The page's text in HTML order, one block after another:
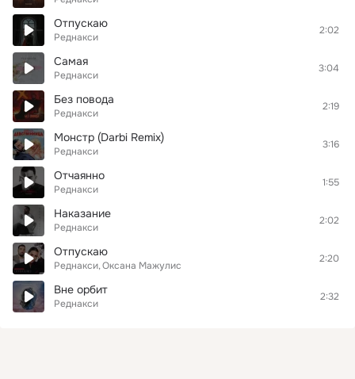
Отпускаю
Реднакси
2:02
Самая
Реднакси
3:04
Без повода
Реднакси
2:19
Монстр (Darbi Remix)
Реднакси
3:16
Отчаянно
Реднакси
1:55
Наказание
Реднакси
2:02
Отпускаю
Реднакси Оксана Мажулис
2:20
Вне орбит
Реднакси
2:32